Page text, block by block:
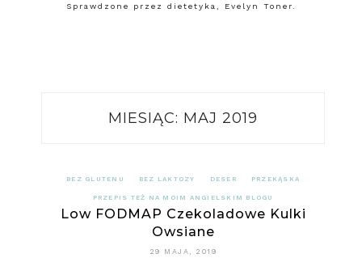
Sprawdzone przez dietetyka, Evelyn Toner.
MIESIĄC: MAJ 2019
BEZ GLUTENU BEZ LAKTOZY DESER PRZEKĄSKA
PRZEPIS TEŻ NA MOIM ANGIELSKIM BLOGU
Low FODMAP Czekoladowe Kulki
Owsiane
29 MAJA, 2019